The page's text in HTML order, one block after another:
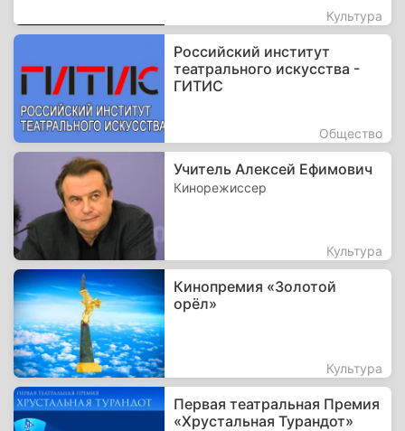
Культура
Российский институт
театрального искусства -
ГИТИС
Общество
Учитель Алексей Ефимович
Кинорежиссер
Культура
Кинопремия «Золотой
орёл»
Культура
Первая театральная Премия
«Хрустальная Турандот»